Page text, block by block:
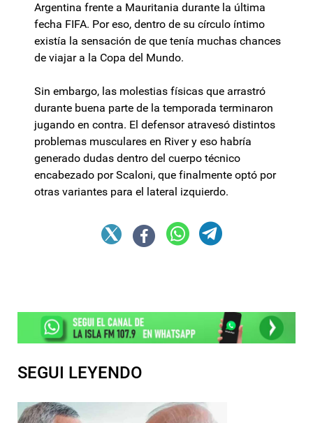
Argentina frente a Mauritania durante la última
fecha FIFA. Por eso, dentro de su círculo íntimo
existía la sensación de que tenía muchas chances
de viajar a la Copa del Mundo.
Sin embargo, las molestias físicas que arrastró
durante buena parte de la temporada terminaron
jugando en contra. El defensor atravesó distintos
problemas musculares en River y eso habría
generado dudas dentro del cuerpo técnico
encabezado por Scaloni, que finalmente optó por
otras variantes para el lateral izquierdo.
SEGUI LEYENDO